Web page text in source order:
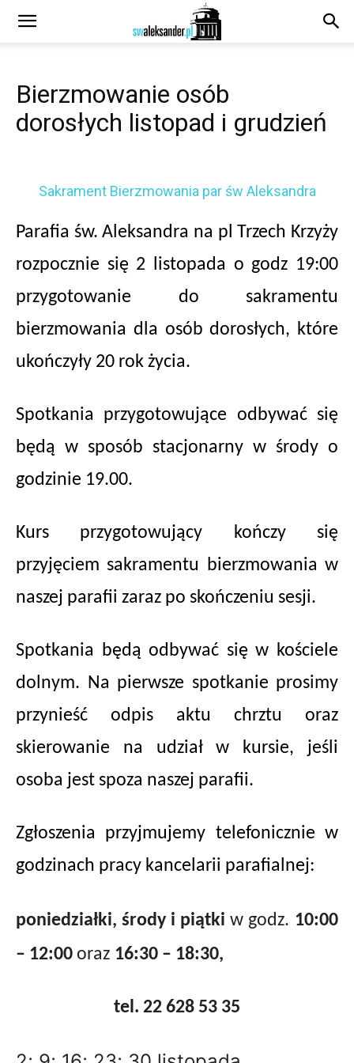
Bierzmowanie osób
dorosłych listopad i grudzień
Sakrament Bierzmowania par św Aleksandra
Parafia św. Aleksandra na pl Trzech Krzyży
rozpocznie się 2 listopada o godz 19:00
przygotowanie do sakramentu
bierzmowania dla osób dorosłych, które
ukończyły 20 rok życia.
Spotkania przygotowujące odbywać się
będą w sposób stacjonarny w środy o
godzinie 19.00.
Kurs przygotowujący kończy się
przyjęciem sakramentu bierzmowania w
naszej parafii zaraz po skończeniu sesji.
Spotkania będą odbywać się w kościele
dolnym. Na pierwsze spotkanie prosimy
przynieść odpis aktu chrztu oraz
skierowanie na udział w kursie, jeśli
osoba jest spoza naszej parafii.
Zgłoszenia przyjmujemy telefonicznie w
godzinach pracy kancelarii parafialnej:
poniedziałki, środy i piątki w godz. 10:00
– 12:00 oraz 16:30 – 18:30,
tel. 22 628 53 35